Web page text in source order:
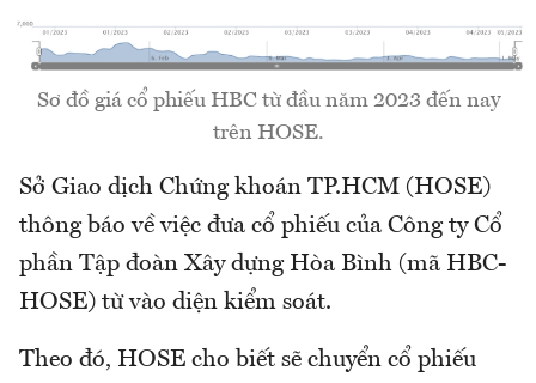
Sơ đồ giá cổ phiếu HBC từ đầu năm 2023 đến nay
trên HOSE.
Sở Giao dịch Chứng khoán TP.HCM (HOSE)
thông báo về việc đưa cổ phiếu của Công ty Cổ
phần Tập đoàn Xây dựng Hòa Bình (mã HBC-
HOSE) từ vào diện kiểm soát.
Theo đó, HOSE cho biết sẽ chuyển cổ phiếu